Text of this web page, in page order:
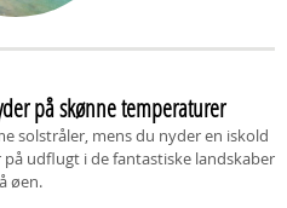
på skønne temperaturer
solstråler, mens du nyder en iskold
udflugt i de fantastiske landskaber
øen.